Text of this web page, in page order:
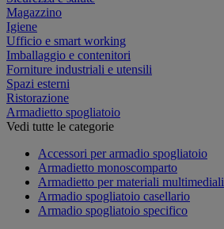
Magazzino
Igiene
Ufficio e smart working
Imballaggio e contenitori
Forniture industriali e utensili
Spazi esterni
Ristorazione
Armadietto spogliatoio
Vedi tutte le categorie
Accessori per armadio spogliatoio
Armadietto monoscomparto
Armadietto per materiali multimediali
Armadio spogliatoio casellario
Armadio spogliatoio specifico